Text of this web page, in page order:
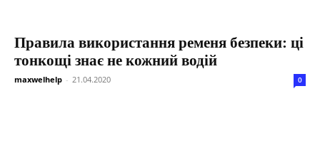
Правила використання ременя безпеки: ці
тонкощі знає не кожний водій
maxwelhelp - 21.04.2020 0